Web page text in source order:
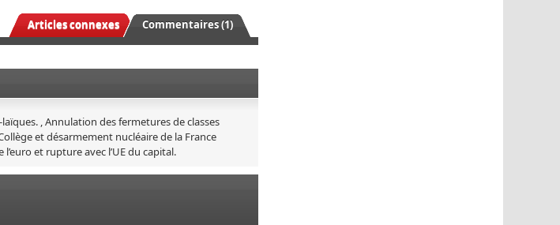
Commentaires (1)
Articles connexes
, Annulation des fermetures de classes
et désarmement nucléaire de la France
et rupture avec l’UE du capital.